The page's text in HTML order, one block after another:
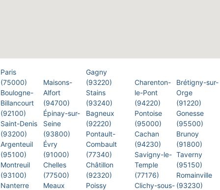
Paris
(75000)
Boulogne-
Billancourt
(92100)
Saint-Denis
(93200)
Argenteuil
(95100)
Montreuil
(93100)
Nanterre
Maisons-
Alfort
(94700)
Épinay-sur-
Seine
(93800)
Évry
(91000)
Chelles
(77500)
Meaux
Gagny
(93220)
Stains
(93240)
Bagneux
(92220)
Pontault-
Combault
(77340)
Châtillon
(92320)
Poissy
Charenton-
le-Pont
(94220)
Pontoise
(95000)
Cachan
(94230)
Savigny-le-
Temple
(77176)
Clichy-sous-
Brétigny-sur-
Orge
(91220)
Gonesse
(95500)
Brunoy
(91800)
Taverny
(95150)
Romainville
(93230)